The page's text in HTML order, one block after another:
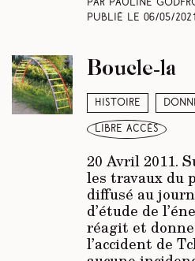
Par Pauline
Publié le 06/05/2021
Histoire
libre accès
Boucle-la
20 Avril 2011.
les travaux du
diffusé au
d’étude de
réagit et
l’accident de